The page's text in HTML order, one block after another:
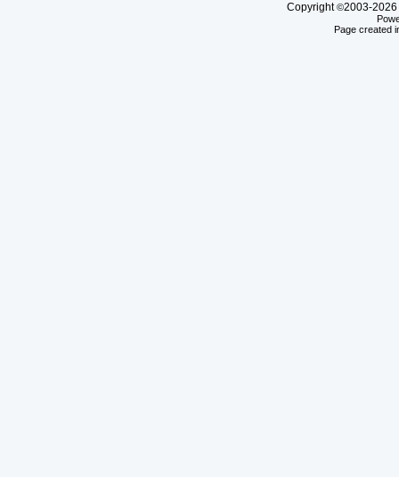
Copyright©2003-2026
Page created